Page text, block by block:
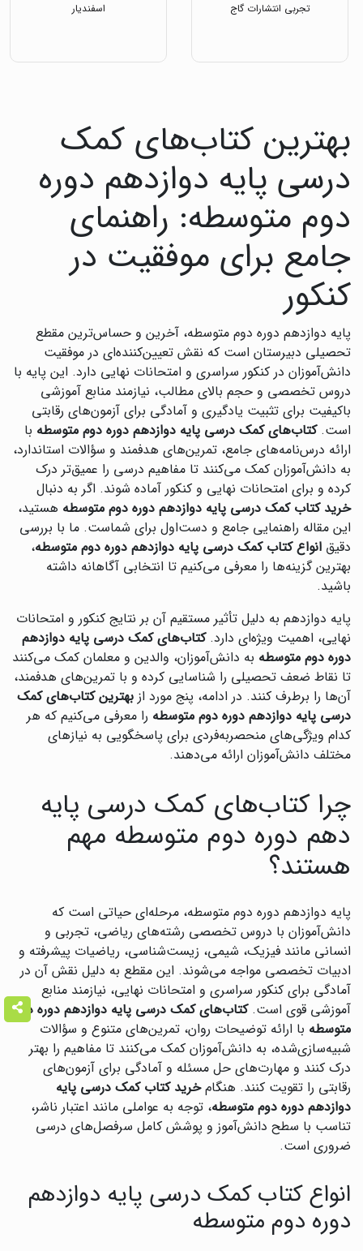
تجربی انتشارات گاج
اسفندیار
بهترین کتاب‌های کمک
درسی پایه دوازدهم دوره
دوم متوسطه: راهنمای
جامع برای موفقیت در
کنکور
پایه دوازدهم دوره دوم متوسطه، آخرین و حساس‌ترین مقطع
تحصیلی دبیرستان است که نقش تعیین‌کننده‌ای در موفقیت
دانش‌آموزان در کنکور سراسری و امتحانات نهایی دارد. این پایه با
دروس تخصصی و حجم بالای مطالب، نیازمند منابع آموزشی
باکیفیت برای تثبیت یادگیری و آمادگی برای آزمون‌های رقابتی
است.کتاب‌های کمک درسی پایه دوازدهم دوره دوم متوسطه با
ارائه درس‌نامه‌های جامع، تمرین‌های هدفمند و سؤالات استاندارد،
به دانش‌آموزان کمک می‌کنند تا مفاهیم درسی را عمیق‌تر درک
کرده و برای امتحانات نهایی و کنکور آماده شوند. اگر به دنبال
خرید کتاب کمک درسی پایه دوازدهم دوره دوم متوسطه هستید،
این مقاله راهنمایی جامع و دست‌اول برای شماست. ما با بررسی
دقیق انواع کتاب کمک درسی پایه دوازدهم دوره دوم متوسطه،
بهترین گزینه‌ها را معرفی می‌کنیم تا انتخابی آگاهانه داشته
باشید.
پایه دوازدهم به دلیل تأثیر مستقیم آن بر نتایج کنکور و امتحانات
نهایی، اهمیت ویژه‌ای دارد.کتاب‌های کمک درسی پایه دوازدهم
دوره دوم متوسطه به دانش‌آموزان، والدین و معلمان کمک می‌کنند
تا نقاط ضعف تحصیلی را شناسایی کرده و با تمرین‌های هدفمند،
آن‌ها را برطرف کنند. در ادامه، پنج مورد از بهترین کتاب‌های کمک
درسی پایه دوازدهم دوره دوم متوسطه را معرفی می‌کنیم که هر
کدام ویژگی‌های منحصربه‌فردی برای پاسخگویی به نیازهای
مختلف دانش‌آموزان ارائه می‌دهند.
چرا کتاب‌های کمک درسی پایه
دهم دوره دوم متوسطه مهم
هستند؟
پایه دوازدهم دوره دوم متوسطه، مرحله‌ای حیاتی است که
دانش‌آموزان با دروس تخصصی رشته‌های ریاضی، تجربی و
انسانی مانند فیزیک، شیمی، زیست‌شناسی، ریاضیات پیشرفته و
ادبیات تخصصی مواجه می‌شوند. این مقطع به دلیل نقش آن در
آمادگی برای کنکور سراسری و امتحانات نهایی، نیازمند منابع
آموزشی قوی است.کتاب‌های کمک درسی پایه دوازدهم دوره دوم
متوسطه با ارائه توضیحات روان، تمرین‌های متنوع و سؤالات
شبیه‌سازی‌شده، به دانش‌آموزان کمک می‌کنند تا مفاهیم را بهتر
درک کنند و مهارت‌های حل مسئله و آمادگی برای آزمون‌های
رقابتی را تقویت کنند. هنگامخرید کتاب کمک درسی پایه
دوازدهم دوره دوم متوسطه، توجه به عواملی مانند اعتبار ناشر،
تناسب با سطح دانش‌آموز و پوشش کامل سرفصل‌های درسی
ضروری است.
انواع کتاب کمک درسی پایه دوازدهم
دوره دوم متوسطه